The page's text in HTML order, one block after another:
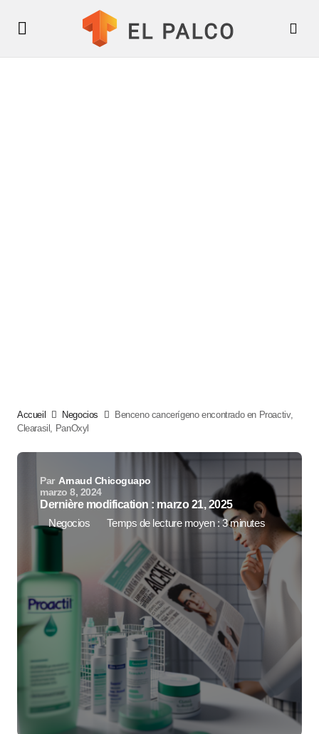
Accueil Negocios
Benceno cancerígeno encontrado en Proactiv,
Clearasil, PanOxyl
Par Arnaud Chicoguapo
marzo 8, 2024
Dernière modification : marzo 21, 2025
Negocios
Temps de lecture moyen : 3 minutes